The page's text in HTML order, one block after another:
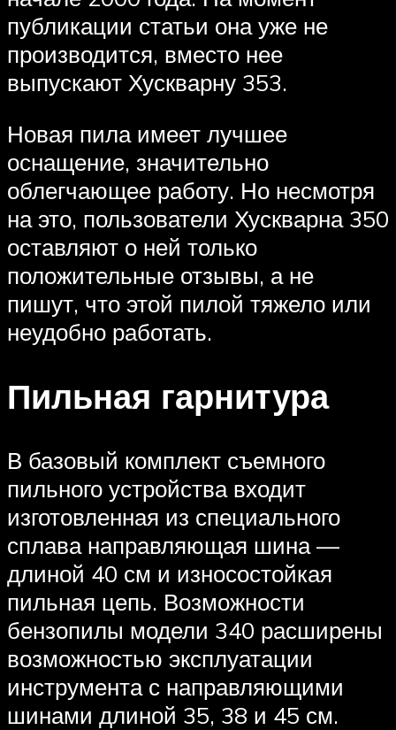
публикации статьи она уже не
производится, вместо нее
выпускают Хускварну 353.
Новая пила имеет лучшее
оснащение, значительно
облегчающее работу. Но несмотря
на это, пользователи Хускварна 350
оставляют о ней только
положительные отзывы, а не
пишут, что этой пилой тяжело или
неудобно работать.
Пильная гарнитура
В базовый комплект съемного
пильного устройства входит
изготовленная из специального
сплава направляющая шина —
длиной 40 см и износостойкая
пильная цепь. Возможности
бензопилы модели 340 расширены
возможностью эксплуатации
инструмента с направляющими
шинами длиной 35, 38 и 45 см.